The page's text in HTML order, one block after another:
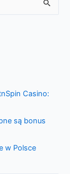
Casino:
są bonus
w Polsce